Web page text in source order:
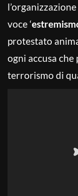
voce ‘
protestato
ogni accusa che
terrorismo di